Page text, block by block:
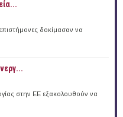
δοκίμασαν να
στην ΕΕ εξακολουθούν να